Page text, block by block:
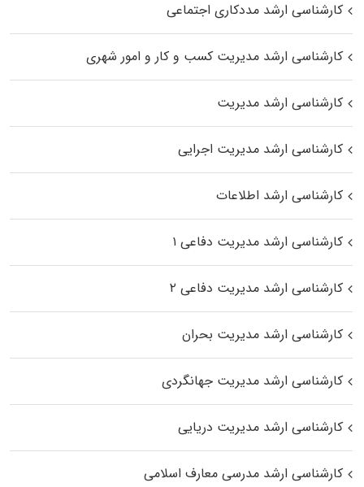
کارشناسی ارشد مددکاری اجتماعی
کارشناسی ارشد مدیریت کسب و کار و امور شهری
کارشناسی ارشد مدیریت
کارشناسی ارشد مدیریت اجرایی
کارشناسی ارشد اطلاعات
کارشناسی ارشد مدیریت دفاعی ۱
کارشناسی ارشد مدیریت دفاعی ۲
کارشناسی ارشد مدیریت بحران
کارشناسی ارشد مدیریت جهانگردی
کارشناسی ارشد مدیریت دریایی
کارشناسی ارشد مدرسی معارف اسلامی